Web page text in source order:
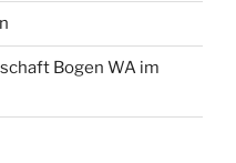
Bogen WA im